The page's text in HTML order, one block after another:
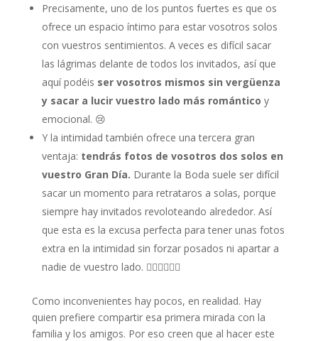
Precisamente, uno de los puntos fuertes es que os
ofrece un espacio íntimo para estar vosotros solos
con vuestros sentimientos. A veces es difícil sacar
las lágrimas delante de todos los invitados, así que
aquí podéis ser vosotros mismos sin vergüenza
y sacar a lucir vuestro lado más romántico y
emocional. 😢
Y la intimidad también ofrece una tercera gran
ventaja: tendrás fotos de vosotros dos solos en
vuestro Gran Día. Durante la Boda suele ser difícil
sacar un momento para retrataros a solas, porque
siempre hay invitados revoloteando alrededor. Así
que esta es la excusa perfecta para tener unas fotos
extra en la intimidad sin forzar posados ni apartar a
nadie de vuestro lado. 👩🏻‍❤️‍💋‍👨🏼
Como inconvenientes hay pocos, en realidad. Hay
quien prefiere compartir esa primera mirada con la
familia y los amigos. Por eso creen que al hacer este